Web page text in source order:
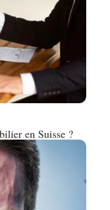
en Suisse ?